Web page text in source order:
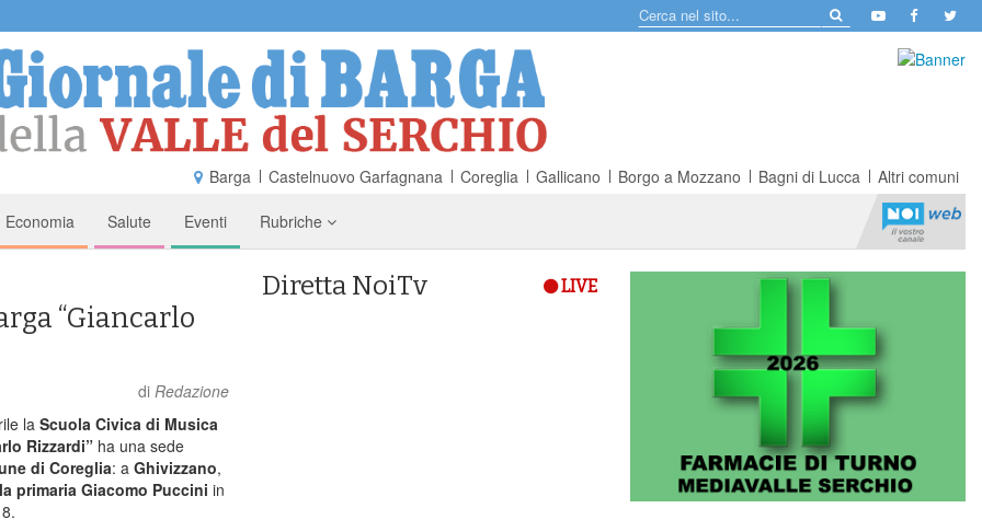
Barga Castelnuovo Garfagnana Coreglia Gallicano Borgo a Mozzano Bagni di Lucca Altri comuni
Economia Salute Eventi Rubriche
“Giancarlo
di Redazione
la Scuola Civica di Musica
Rizzardi” ha una sede
di Coreglia: a Ghivizzano,
primaria Giacomo Puccini in
Diretta NoiTv LIVE